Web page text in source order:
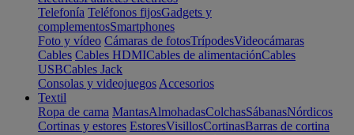
Telefonía Teléfonos fijosGadgets y
complementosSmartphones
Foto y vídeo Cámaras de fotosTrípodesVideocámaras
Cables Cables HDMICables de alimentaciónCables
USBCables Jack
Consolas y videojuegos Accesorios
Textil
Ropa de cama MantasAlmohadasColchasSábanasNórdicos
Cortinas y estores EstoresVisillosCortinasBarras de cortina